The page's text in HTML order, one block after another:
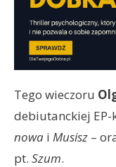
Tego wieczoru
debiutanckiej EP-
nowa i Musisz –
pt. Szum.